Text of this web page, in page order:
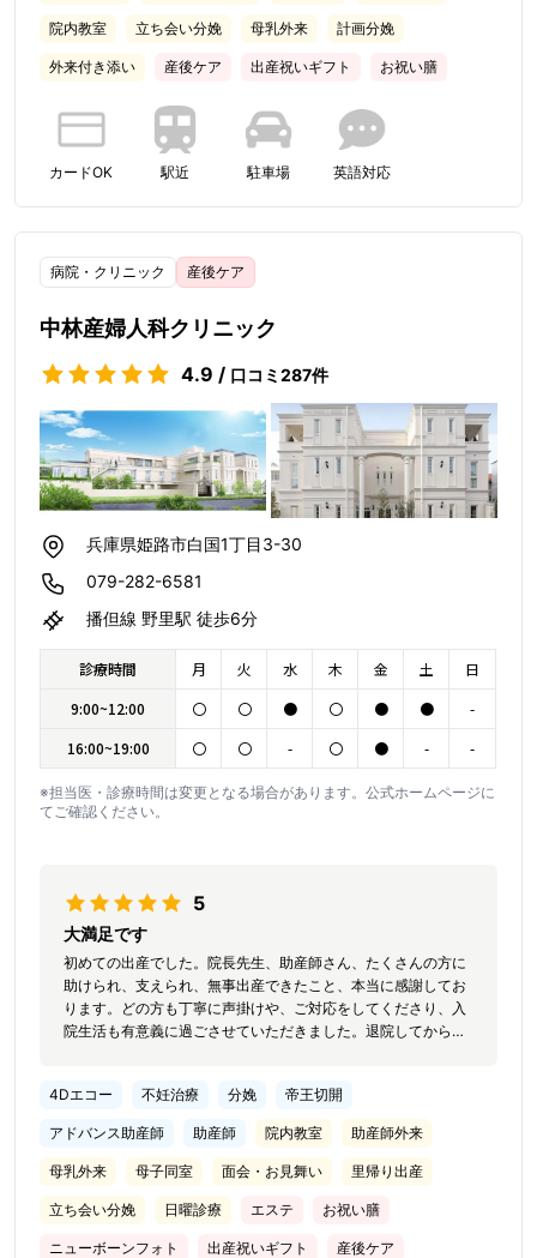
院内教室 立ち会い分娩 母乳外来 計画分娩
外来付き添い 産後ケア 出産祝いギフト お祝い膳
カードOK 駅近 駐車場 英語対応
病院・クリニック 産後ケア
中林産婦人科クリニック
4.9 / 口コミ 287件
兵庫県姫路市白国1丁目3-30
079-282-6581
播但線 野里駅 徒歩6分
診療時間 月 火 水 木 金 土
日
9:00~12:00
〇 〇 ● 〇 ● ●
-
16:00~19:00
〇 〇 - 〇 ● - -
※担当医・診療時間は変更となる場合があります。公式ホームページに
てご確認ください。
5
大満足です
初めての出産でした。院長先生、助産師さん、たくさんの方に
助けられ、支えられ、無事出産できたこと、本当に感謝してお
ります。どの方も丁寧に声掛けや、ご対応をしてくださり、入
院生活も有意義に過ごさせていただきました。退院してから
ートリーが豊富で毎回楽しみでした。また機会があれば、こち
らで出産したい。
4Dエコー 不妊治療 分娩 帝王切開
アドバンス助産師 助産師 院内教室 助産師外来
母乳外来 母子同室 面会・お見舞い 里帰り出産
立ち会い分娩 日曜診療 エステ お祝い膳
ニューボーンフォト 出産祝いギフト 産後ケア